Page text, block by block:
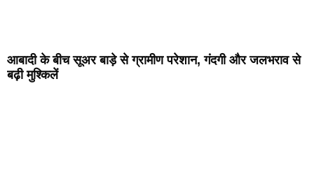
आबादी के बीच सूअर बाड़े से ग्रामीण परेशान, गंदगी और जलभराव से
बढ़ी मुश्किलें